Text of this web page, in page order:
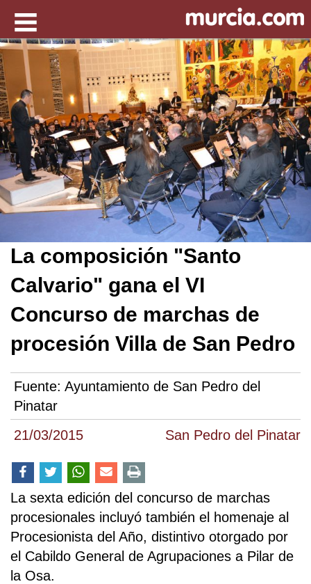
21/03/2015 San Pedro del Pinatar
La composición "Santo
Calvario" gana el VI
Concurso de marchas de
procesión Villa de San Pedro
Fuente: Ayuntamiento de San Pedro del
Pinatar
La sexta edición del concurso de marchas
procesionales incluyó también el homenaje al
Procesionista del Año, distintivo otorgado por
el Cabildo General de Agrupaciones a Pilar de
la Osa.